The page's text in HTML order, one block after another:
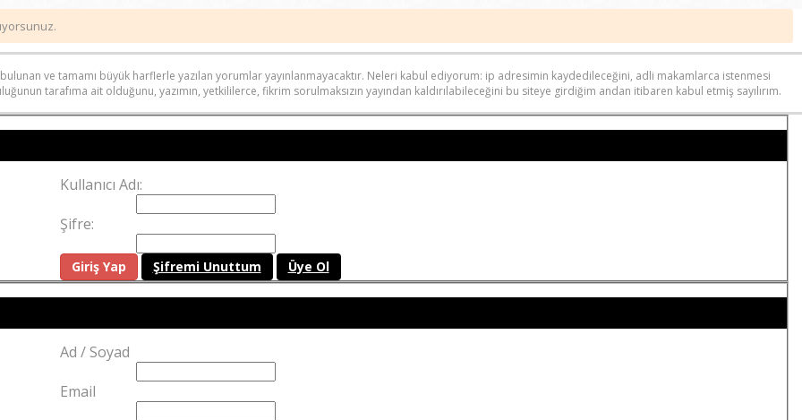
ve tamamı büyük harflerle yazılan yorumlar yayınlanmayacaktır. Neleri kabul ediyorum: ip adresimin kaydedileceğini, adli makamlarca istenmesi
tarafıma ait olduğunu, yazımın, yetkililerce, fikrim sorulmaksızın yayından kaldırılabileceğini bu siteye girdiğim andan itibaren kabul etmiş sayılırım.
Kullanıcı Adı:
Şifre:
Şifremi Unuttum Üye Ol
Ad / Soyad
Email